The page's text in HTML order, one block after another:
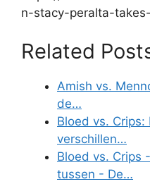
n-stacy-peralta-
Related
Amish vs.
de…
Bloed vs.
verschillen…
Bloed vs. Crips
tussen - De…